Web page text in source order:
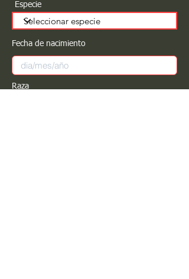
Especie
Fecha de nacimiento
Raza